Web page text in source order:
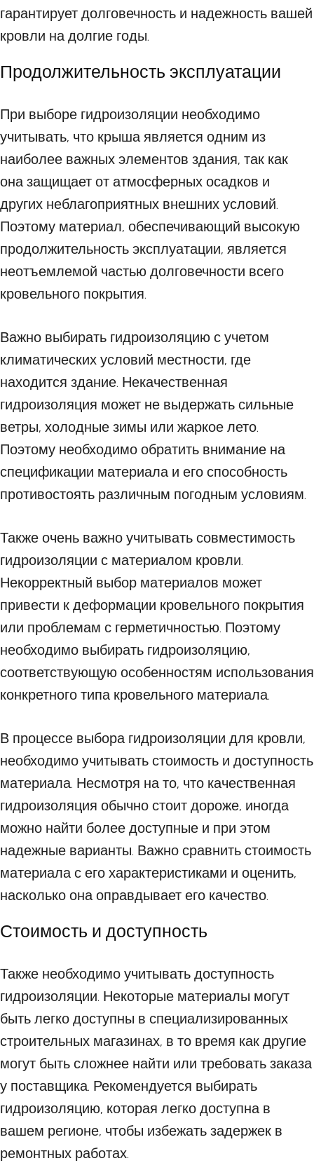
гарантирует долговечность и надежность вашей
кровли на долгие годы.
Продолжительность эксплуатации
При выборе гидроизоляции необходимо
учитывать, что крыша является одним из
наиболее важных элементов здания, так как
она защищает от атмосферных осадков и
других неблагоприятных внешних условий.
Поэтому материал, обеспечивающий высокую
продолжительность эксплуатации, является
неотъемлемой частью долговечности всего
кровельного покрытия.
Важно выбирать гидроизоляцию с учетом
климатических условий местности, где
находится здание. Некачественная
гидроизоляция может не выдержать сильные
ветры, холодные зимы или жаркое лето.
Поэтому необходимо обратить внимание на
спецификации материала и его способность
противостоять различным погодным условиям.
Также очень важно учитывать совместимость
гидроизоляции с материалом кровли.
Некорректный выбор материалов может
привести к деформации кровельного покрытия
или проблемам с герметичностью. Поэтому
необходимо выбирать гидроизоляцию,
соответствующую особенностям использования
конкретного типа кровельного материала.
В процессе выбора гидроизоляции для кровли,
необходимо учитывать стоимость и доступность
материала. Несмотря на то, что качественная
гидроизоляция обычно стоит дороже, иногда
можно найти более доступные и при этом
надежные варианты. Важно сравнить стоимость
материала с его характеристиками и оценить,
насколько она оправдывает его качество.
Стоимость и доступность
Также необходимо учитывать доступность
гидроизоляции. Некоторые материалы могут
быть легко доступны в специализированных
строительных магазинах, в то время как другие
могут быть сложнее найти или требовать заказа
у поставщика. Рекомендуется выбирать
гидроизоляцию, которая легко доступна в
вашем регионе, чтобы избежать задержек в
ремонтных работах.